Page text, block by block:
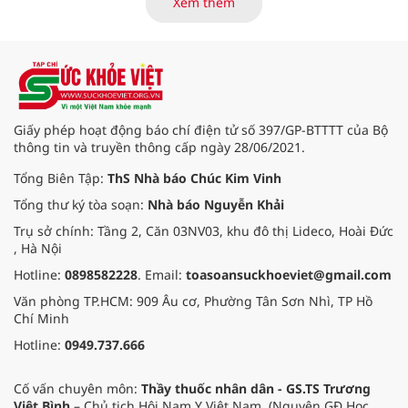
quy trình chuyên môn và hệ thống
Giấy phép hoạt động báo chí điện tử số 397/GP-BTTTT của Bộ
thông tin và truyền thông cấp ngày 28/06/2021.
Tổng Biên Tập: ThS Nhà báo Chúc Kim Vinh
Tổng thư ký tòa soạn: Nhà báo Nguyễn Khải
Trụ sở chính: Tầng 2, Căn 03NV03, khu đô thị Lideco, Hoài Đức
, Hà Nội
Hotline: 0898582228. Email: toasoansuckhoeviet@gmail.com
Văn phòng TP.HCM: 909 Âu cơ, Phường Tân Sơn Nhì, TP Hồ
Chí Minh
Hotline: 0949.737.666
Cố vấn chuyên môn: Thầy thuốc nhân dân - GS.TS Trương